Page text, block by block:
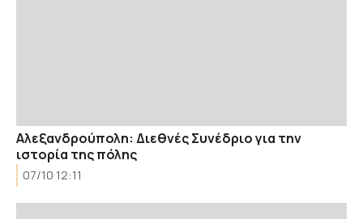
Αλεξανδρούπολη: Διεθνές Συνέδριο για την
ιστορία της πόλης
07/10 12:11